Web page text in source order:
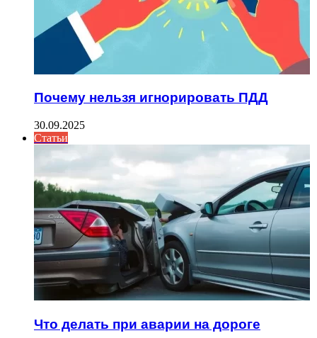
Почему нельзя игнорировать ПДД
30.09.2025
Статьи
Что делать при аварии на дороге